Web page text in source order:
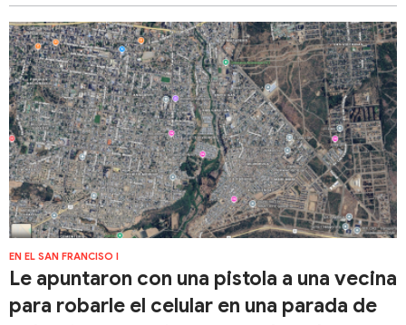
EN EL SAN FRANCISO I
Le apuntaron con una pistola a una vecina
para robarle el celular en una parada de